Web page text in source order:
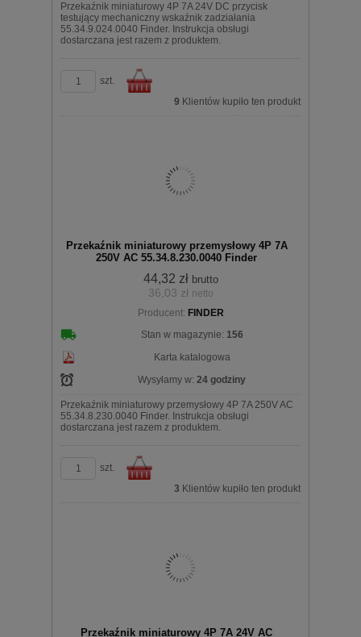
Przekaźnik miniaturowy 4P 7A 24V DC przycisk
testujący mechaniczny wskaźnik zadziałania
55.34.9.024.0040 Finder. Instrukcja obsługi
dostarczana jest razem z produktem.
szt.
koszyka
9 Klientów kupiło ten produkt
Przekaźnik miniaturowy przemysłowy 4P 7A
250V AC 55.34.8.230.0040 Finder
44,32 zł brutto
36,03 zł netto
Producent: FINDER
Stan w magazynie: 156
Karta katalogowa
Wysyłamy w: 24 godziny
Przekaźnik miniaturowy przemysłowy 4P 7A 250V AC
55.34.8.230.0040 Finder. Instrukcja obsługi
dostarczana jest razem z produktem.
szt.
3 Klientów kupiło ten produkt
Przekaźnik miniaturowy 4P 7A 24V AC